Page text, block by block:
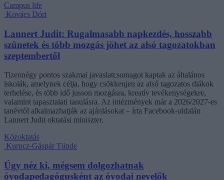
Campus life
Kovács Dóri
Lannert Judit: Rugalmasabb napkezdés, hosszabb
szünetek és több mozgás jöhet az alsó tagozatokban
szeptembertől
Tizennégy pontos szakmai javaslatcsomagot kaptak az általános
iskolák, amelynek célja, hogy csökkenjen az alsó tagozatos diákok
terhelése, és több idő jusson mozgásra, kreatív tevékenységekre,
valamint tapasztalati tanulásra. Az intézmények már a 2026/2027-es
tanévtől alkalmazhatják az ajánlásokat – írta Facebook-oldalán
Lannert Judit oktatási miniszter.
Közoktatás
Kurucz-Gáspár Tünde
Úgy néz ki, mégsem dolgozhatnak
óvodapedagógusként az óvodai nevelők